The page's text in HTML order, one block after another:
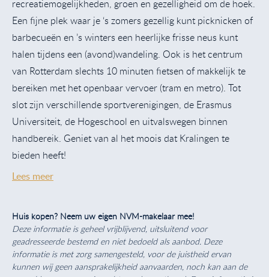
recreatiemogelijkheden, groen en gezelligheid om de hoek.
Een fijne plek waar je ‘s zomers gezellig kunt picknicken of
barbecueën en ’s winters een heerlijke frisse neus kunt
halen tijdens een (avond)wandeling. Ook is het centrum
van Rotterdam slechts 10 minuten fietsen of makkelijk te
bereiken met het openbaar vervoer (tram en metro). Tot
slot zijn verschillende sportverenigingen, de Erasmus
Universiteit, de Hogeschool en uitvalswegen binnen
handbereik. Geniet van al het moois dat Kralingen te
bieden heeft!
Lees meer
Huis kopen? Neem uw eigen NVM-makelaar mee!
Deze informatie is geheel vrijblijvend, uitsluitend voor
geadresseerde bestemd en niet bedoeld als aanbod. Deze
informatie is met zorg samengesteld, voor de juistheid ervan
kunnen wij geen aansprakelijkheid aanvaarden, noch kan aan de